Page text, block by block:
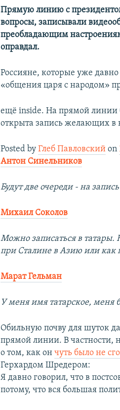
Прямую линию с
вопросы, записывали
преобладающим
оправдал.
Россияне, которые уже
«общения царя с народом»
ещё inside. На прямой линии
открыта запись желающих в
Posted byГлеб Павловский on
Антон Синельников
Будут две очереди - на
Михаил Соколов
Можно записаться в татары.
при Сталине в Азию или как
Марат Гельман
У меня имя татарское, меня
Обильную почву для шуток
прямой линии. В частности,
о том, как ончуть было не
Герхардом Шредером:
Я давно говорил, что в
потому, что вся большая